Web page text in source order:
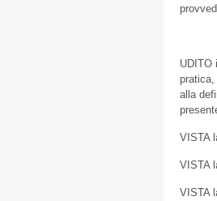
UDITO
alla
VISTA
VISTA
VISTA